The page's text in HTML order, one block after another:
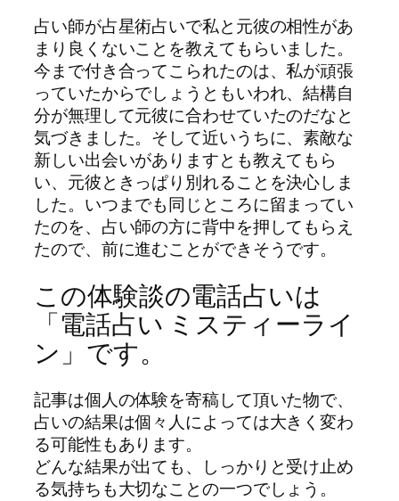
占い師が占星術占いで私と元彼の相性があ
まり良くないことを教えてもらいました。
今まで付き合ってこられたのは、私が頑張
っていたからでしょうともいわれ、結構自
分が無理して元彼に合わせていたのだなと
気づきました。そして近いうちに、素敵な
新しい出会いがありますとも教えてもら
い、元彼ときっぱり別れることを決心しま
した。いつまでも同じところに留まってい
たのを、占い師の方に背中を押してもらえ
たので、前に進むことができそうです。
この体験談の電話占いは
「電話占い ミスティーライ
ン」です。
記事は個人の体験を寄稿して頂いた物で、
占いの結果は個々人によっては大きく変わ
る可能性もあります。
どんな結果が出ても、しっかりと受け止め
る気持ちも大切なことの一つでしょう。